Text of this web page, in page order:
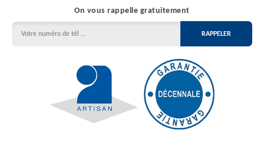
On vous rappelle gratuitement